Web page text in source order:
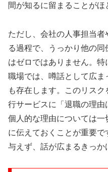
間が知るに留まることがほ
ただし、会社の人事担当
る過程で、うっかり他の
はゼロではありません。
職場では、噂話として広ま
も存在します。このリス
行サービスに「退職の理由
個人的な理由については
に伝えておくことが重要
与えず、話が広まるきっか